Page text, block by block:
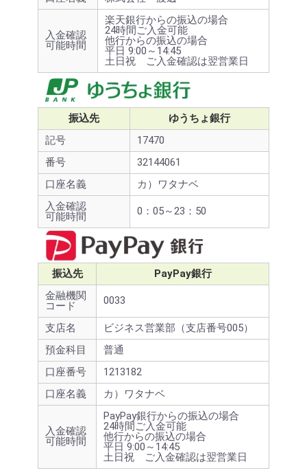
入金確認
可能時間
楽天銀行からの振込の場合
24時間ご入金可能
他行からの振込の場合
平日 9:00～14:45
土日祝 ご入金確認は翌営業日
振込先
ゆうちょ銀行
記号
17470
番号
32144061
口座名義
カ）ワタナベ
入金確認
可能時間
0：05～23：50
振込先
PayPay銀行
金融機関
コード
0033
支店名
ビジネス営業部（支店番号005）
預金科目
普通
口座番号
1213182
口座名義
カ）ワタナベ
入金確認
可能時間
PayPay銀行からの振込の場合
24時間ご入金可能
他行からの振込の場合
平日 9:00～14:45
土日祝 ご入金確認は翌営業日